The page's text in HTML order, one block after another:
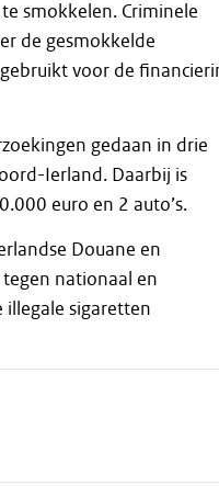
smokkelen. Criminele
de gesmokkelde
voor de
gedaan in drie
Ierland. Daarbij is
euro en 2 auto’s.
Douane en
nationaal en
sigaretten